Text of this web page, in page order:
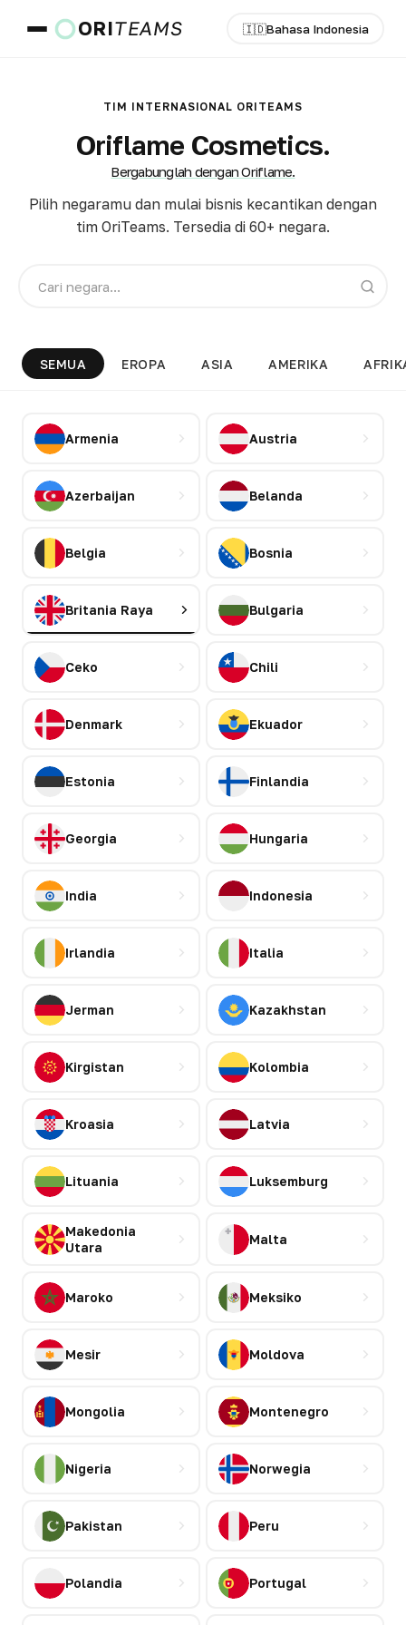
ORITEAMS 🇮🇩Bahasa Indonesia
TIM INTERNASIONAL ORITEAMS
Oriflame Cosmetics.
Bergabunglah dengan Oriflame.
Pilih negaramu dan mulai bisnis kecantikan dengan
tim OriTeams. Tersedia di 60+ negara.
SEMUA EROPA ASIA AMERIKA
Armenia Austria
Azerbaijan Belanda
Belgia Bosnia
Britania Raya Bulgaria
Ceko Chili
Denmark Ekuador
Estonia Finlandia
Georgia Hungaria
India Indonesia
Irlandia Italia
Jerman Kazakhstan
Kirgistan Kolombia
Kroasia Latvia
Lituania Luksemburg
Makedonia
Utara
Malta
Maroko Meksiko
Mesir Moldova
Mongolia Montenegro
Nigeria Norwegia
Pakistan Peru
Polandia Portugal